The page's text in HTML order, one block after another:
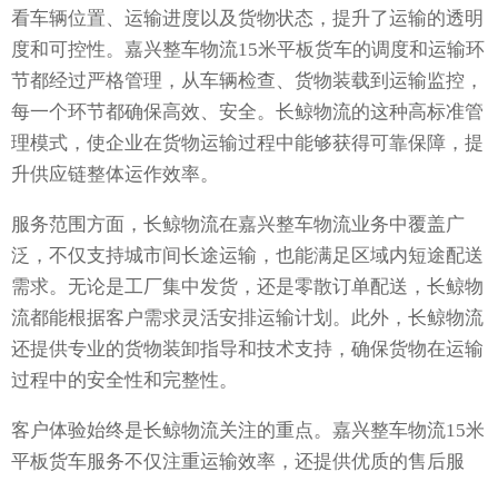
看车辆位置、运输进度以及货物状态，提升了运输的透明
度和可控性。嘉兴整车物流15米平板货车的调度和运输环
节都经过严格管理，从车辆检查、货物装载到运输监控，
每一个环节都确保高效、安全。长鲸物流的这种高标准管
理模式，使企业在货物运输过程中能够获得可靠保障，提
升供应链整体运作效率。
服务范围方面，长鲸物流在嘉兴整车物流业务中覆盖广
泛，不仅支持城市间长途运输，也能满足区域内短途配送
需求。无论是工厂集中发货，还是零散订单配送，长鲸物
流都能根据客户需求灵活安排运输计划。此外，长鲸物流
还提供专业的货物装卸指导和技术支持，确保货物在运输
过程中的安全性和完整性。
客户体验始终是长鲸物流关注的重点。嘉兴整车物流15米
平板货车服务不仅注重运输效率，还提供优质的售后服